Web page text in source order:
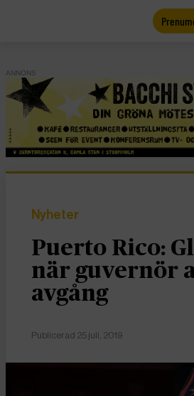
ANNONS
Nyheter
Puerto Rico:
när guvernör
avgång
Publicerad 25 juli, 2019